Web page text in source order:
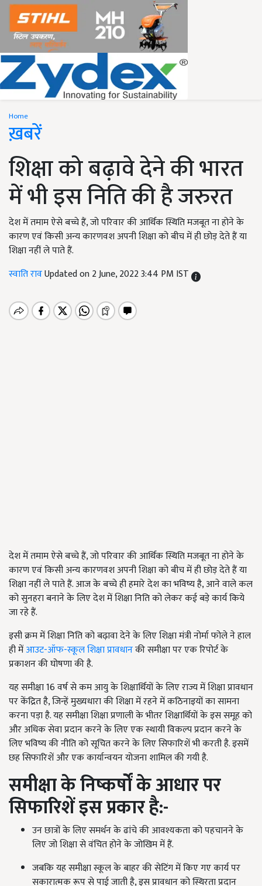
Home
ख़बरें
शिक्षा को बढ़ावे देने की भारत
में भी इस निति की है जरुरत
देश में तमाम ऐसे बच्चे हैं, जो परिवार की आर्थिक स्थिति मजबूत ना होने के
कारण एवं किसी अन्य कारणवश अपनी शिक्षा को बीच में ही छोड़ देते हैं या
शिक्षा नहीं ले पाते हैं.
स्वाति रावUpdated on 2 June, 2022 3:44 PM IST
देश में तमाम ऐसे बच्चे हैं, जो परिवार की आर्थिक स्थिति मजबूत ना होने के
कारण एवं किसी अन्य कारणवश अपनी शिक्षा को बीच में ही छोड़ देते हैं या
शिक्षा नहीं ले पाते हैं. आज के बच्चे ही हमारे देश का भविष्य है, आने वाले कल
को सुनहरा बनाने के लिए देश में शिक्षा निति को लेकर कई बड़े कार्य किये
जा रहे हैं.
इसी क्रम में शिक्षा निति को बढ़ावा देने के लिए शिक्षा मंत्री नोर्मा फोले ने हाल
ही मेंआउट-ऑफ-स्कूल शिक्षा प्रावधानकी समीक्षा पर एक रिपोर्ट के
प्रकाशन की घोषणा की है.
यह समीक्षा 16 वर्ष से कम आयु के शिक्षार्थियों के लिए राज्य में शिक्षा प्रावधान
पर केंद्रित है, जिन्हें मुख्यधारा की शिक्षा में रहने में कठिनाइयों का सामना
करना पड़ा है. यह समीक्षा शिक्षा प्रणाली के भीतर शिक्षार्थियों के इस समूह को
और अधिक सेवा प्रदान करने के लिए एक स्थायी विकल्प प्रदान करने के
लिए भविष्य की नीति को सूचित करने के लिए सिफारिशें भी करती है. इसमें
छह सिफारिशें और एक कार्यान्वयन योजना शामिल की गयी है.
समीक्षा के निष्कर्षों के आधार पर
सिफारिशें इस प्रकार है:-
उन छात्रों के लिए समर्थन के ढांचे की आवश्यकता को पहचानने के
लिए जो शिक्षा से वंचित होने के जोखिम में हैं.
जबकि यह समीक्षा स्कूल के बाहर की सेटिंग में किए गए कार्य पर
सकारात्मक रूप से पाई जाती है, इस प्रावधान को स्थिरता प्रदान